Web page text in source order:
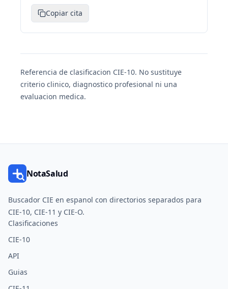
Copiar cita
Referencia de clasificacion CIE-10. No sustituye
criterio clinico, diagnostico profesional ni una
evaluacion medica.
NotaSalud
Buscador CIE en espanol con directorios separados para
CIE-10, CIE-11 y CIE-O.
Clasificaciones
CIE-10
API
Guias